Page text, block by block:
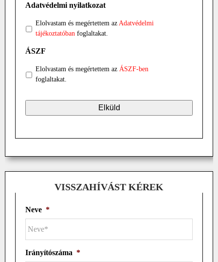
Adatvédelmi nyilatkozat
Elolvastam és megértettem az Adatvédelmi
tájékoztatóban foglaltakat.
ÁSZF
Elolvastam és megértettem az ÁSZF-ben
foglaltakat.
VISSZAHÍVÁST KÉREK
Neve *
Irányítószáma *